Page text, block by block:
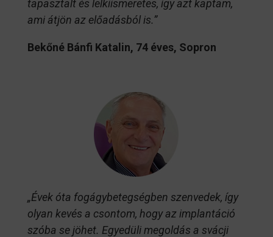
tapasztalt és lelkiismeretes, így azt kaptam,
ami átjön az előadásból is.”
Bekőné Bánfi Katalin, 74 éves, Sopron
„Évek óta fogágybetegségben szenvedek, így
olyan kevés a csontom, hogy az implantáció
szóba se jöhet. Egyedüli megoldás a svácji